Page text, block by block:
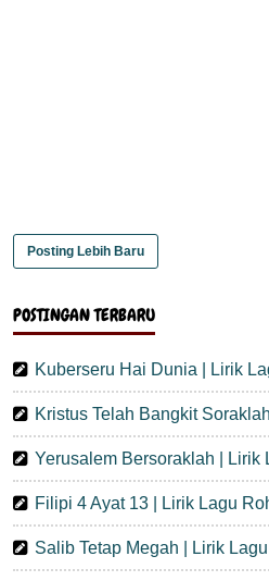
Posting Lebih Baru
POSTINGAN TERBARU
Kuberseru Hai Dunia | Lirik
Kristus Telah Bangkit
Yerusalem Bersoraklah | Lirik
Filipi 4 Ayat 13 | Lirik Lagu
Salib Tetap Megah | Lirik